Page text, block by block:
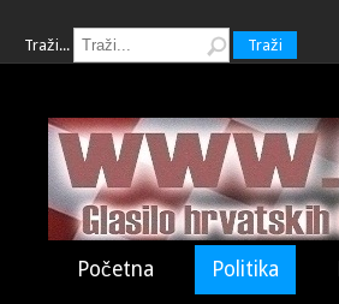
Traži... Traži
Početna Politika